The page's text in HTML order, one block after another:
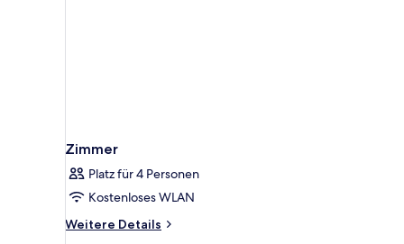
Zimmer
Platz für 4 Personen
Kostenloses WLAN
Weitere Details
Weitere